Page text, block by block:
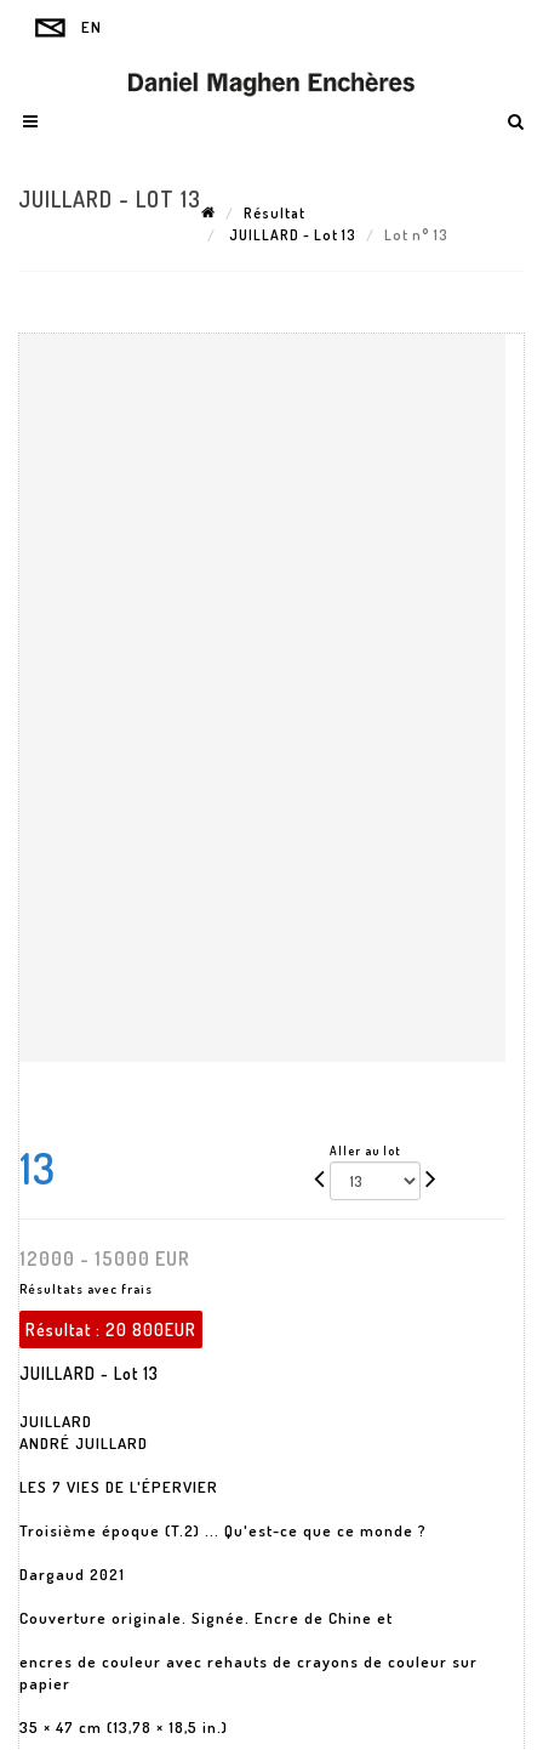
JUILLARD - LOT 13
Résultat
JUILLARD - Lot 13
Lot n° 13
13 Aller au lot
12000 - 15000 EUR
Résultats avec frais
Résultat : 20 800EUR
JUILLARD - Lot 13
JUILLARD
ANDRÉ JUILLARD
LES 7 VIES DE L'ÉPERVIER
Troisième époque (T.2) ... Qu'est-ce que ce monde ?
Dargaud 2021
Couverture originale. Signée. Encre de Chine et
encres de couleur avec rehauts de crayons de couleur sur
papier
35 × 47 cm (13,78 × 18,5 in.)